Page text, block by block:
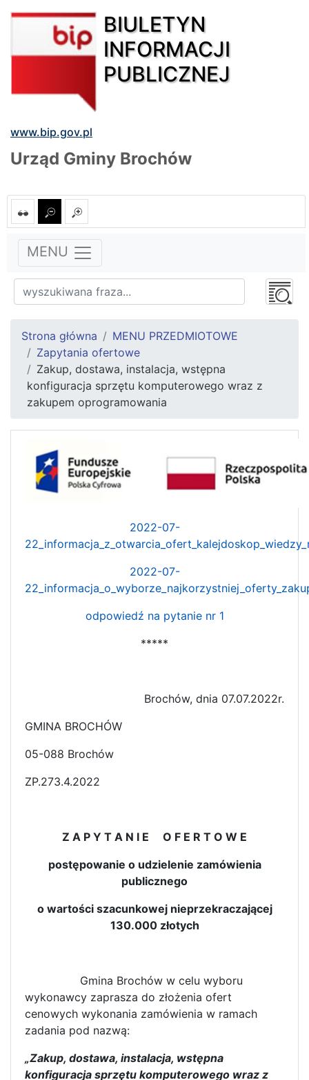
BIULETYN
INFORMACJI
PUBLICZNEJ
www.bip.gov.pl
Urząd Gminy Brochów
MENU
Strona główna
MENU PRZEDMIOTOWE
Zapytania ofertowe
Zakup, dostawa, instalacja, wstępna
konfiguracja sprzętu komputerowego wraz z
zakupem oprogramowania
2022-07-
2022-07-
odpowiedź na pytanie nr 1
*****
Brochów, dnia 07.07.2022r.
GMINA BROCHÓW
05-088 Brochów
ZP.273.4.2022
Z A P Y T A N I E O F E R T O W E
postępowanie o udzielenie zamówienia
publicznego
o wartości szacunkowej nieprzekraczającej
130.000 złotych
Gmina Brochów w celu wyboru
wykonawcy zaprasza do złożenia ofert
cenowych wykonania zamówienia w ramach
zadania pod nazwą:
„Zakup, dostawa, instalacja, wstępna
konfiguracja sprzętu komputerowego wraz z